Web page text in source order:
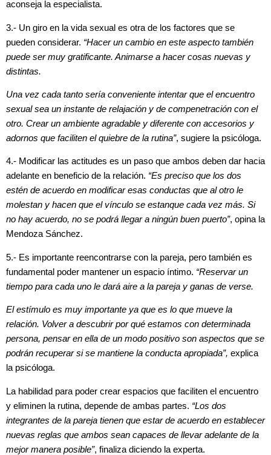
aconseja la especialista.
3.- Un giro en la vida sexual es otra de los factores que se
pueden considerar. “Hacer un cambio en este aspecto también
puede ser muy gratificante. Animarse a hacer cosas nuevas y
distintas.
Una vez cada tanto sería conveniente intentar que el encuentro
sexual sea un instante de relajación y de compenetración con el
otro. Crear un ambiente agradable y diferente con accesorios y
adornos que faciliten el quiebre de la rutina”, sugiere la psicóloga.
4.- Modificar las actitudes es un paso que ambos deben dar hacia
adelante en beneficio de la relación. “Es preciso que los dos
estén de acuerdo en modificar esas conductas que al otro le
molestan y hacen que el vínculo se estanque cada vez más. Si
no hay acuerdo, no se podrá llegar a ningún buen puerto”, opina la
Mendoza Sánchez.
5.- Es importante reencontrarse con la pareja, pero también es
fundamental poder mantener un espacio íntimo. “Reservar un
tiempo para cada uno le dará aire a la pareja y ganas de verse.
El estímulo es muy importante ya que es lo que mueve la
relación. Volver a descubrir por qué estamos con determinada
persona, pensar en ella de un modo positivo son aspectos que se
podrán recuperar si se mantiene la conducta apropiada”, explica
la psicóloga.
La habilidad para poder crear espacios que faciliten el encuentro
y eliminen la rutina, depende de ambas partes. “Los dos
integrantes de la pareja tienen que estar de acuerdo en establecer
nuevas reglas que ambos sean capaces de llevar adelante de la
mejor manera posible”, finaliza diciendo la experta.